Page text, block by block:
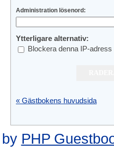
Administration lösenord:
Ytterligare alternativ:
Blockera denna IP-adress
« Gästbokens huvudsida
PHP